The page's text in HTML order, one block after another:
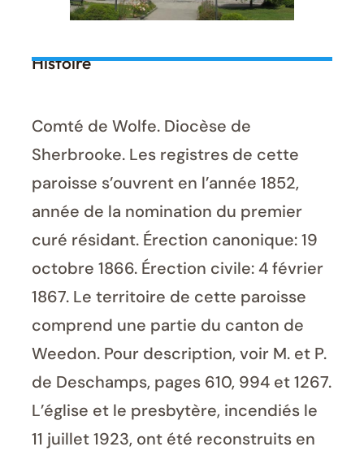
Histoire
Comté de Wolfe. Diocèse de
Sherbrooke. Les registres de cette
paroisse s’ouvrent en l’année 1852,
année de la nomination du premier
curé résidant. Érection canonique: 19
octobre 1866. Érection civile: 4 février
1867. Le territoire de cette paroisse
comprend une partie du canton de
Weedon. Pour description, voir M. et P.
de Deschamps, pages 610, 994 et 1267.
L’église et le presbytère, incendiés le
11 juillet 1923, ont été reconstruits en